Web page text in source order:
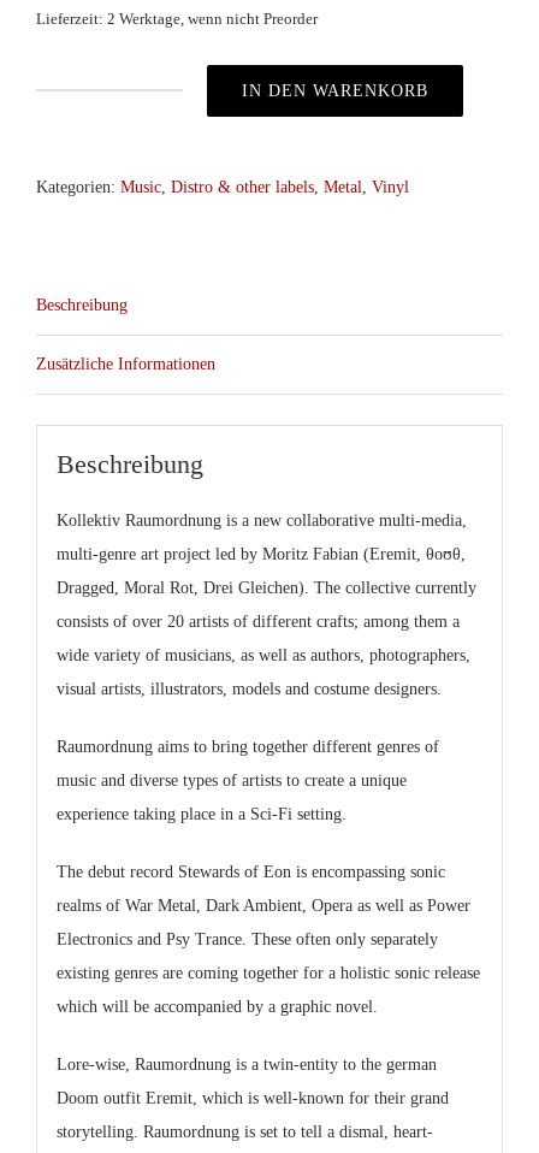
Lieferzeit: 2 Werktage, wenn nicht Preorder
col.LP
(CultKill)
Menge
IN DEN WARENKORB
Kategorien: Music Distro & other labels Metal Vinyl
Beschreibung
Zusätzliche Informationen
Beschreibung
Kollektiv Raumordnung is a new collaborative multi-media,
multi-genre art project led by Moritz Fabian (Eremit, θoʊθ,
Dragged, Moral Rot, Drei Gleichen). The collective currently
consists of over 20 artists of different crafts; among them a
wide variety of musicians, as well as authors, photographers,
visual artists, illustrators, models and costume designers.
Raumordnung aims to bring together different genres of
music and diverse types of artists to create a unique
experience taking place in a Sci-Fi setting.
The debut record Stewards of Eon is encompassing sonic
realms of War Metal, Dark Ambient, Opera as well as Power
Electronics and Psy Trance. These often only separately
existing genres are coming together for a holistic sonic release
which will be accompanied by a graphic novel.
Lore-wise, Raumordnung is a twin-entity to the german
Doom outfit Eremit, which is well-known for their grand
storytelling. Raumordnung is set to tell a dismal, heart-